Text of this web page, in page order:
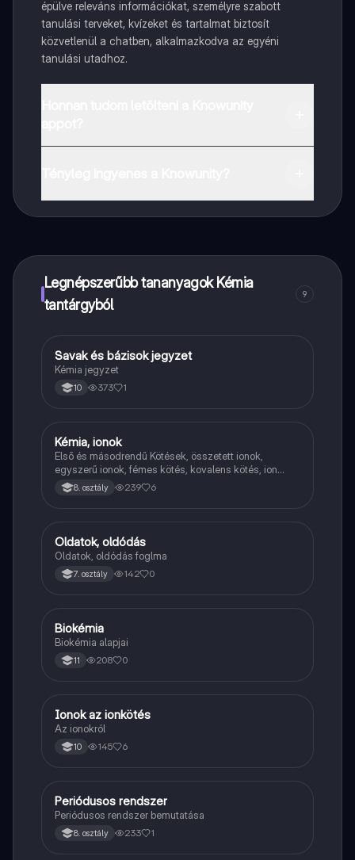
épülve releváns információkat, személyre szabott
tanulási terveket, kvízeket és tartalmat biztosít
közvetlenül a chatben, alkalmazkodva az egyéni
tanulási utadhoz.
Legnépszerűbb tananyagok Kémia
tantárgyból
9
Kémia
Savak és bázisok jegyzet
Kémia jegyzet
10 373 1
Kémia
Kémia, ionok
Első és másodrendű Kötések, összetett ionok,
egyszerű ionok, fémes kötés, kovalens kötés, ion
vegyület, ion rács
8. osztály 239 6
Kémia
Oldatok, oldódás
Oldatok, oldódás foglma
7. osztály 142 0
Biosz
Biokémia
Biokémia alapjai
11 208 0
Kémia
Ionok az ionkötés
Az ionokról
10 145 6
Kémia
Periódusos rendszer
Periódusos rendszer bemutatása
8. osztály 233 1